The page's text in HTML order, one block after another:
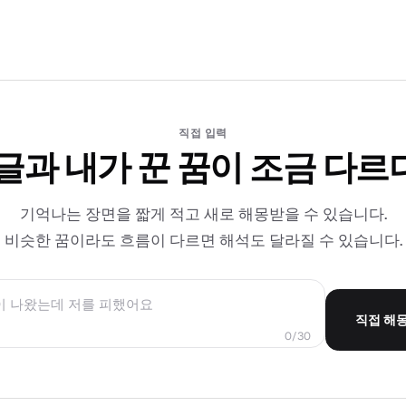
직접 입력
과 내가 꾼 꿈이 조금 다르
기억나는 장면을 짧게 적고 새로 해몽받을 수 있습니다.
비슷한 꿈이라도 흐름이 다르면 해석도 달라질 수 있습니다.
0/30
직접 해